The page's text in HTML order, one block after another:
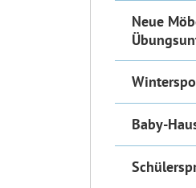
Neue
Baby-